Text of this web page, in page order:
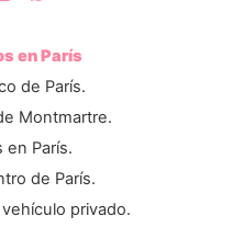
en París
de París.
Montmartre.
en París.
de París.
privado.